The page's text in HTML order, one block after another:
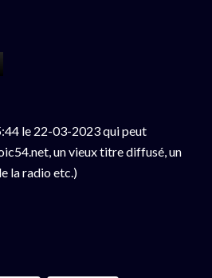
le 22-03-2023 qui peut
un vieux titre diffusé, un
la radio etc.)